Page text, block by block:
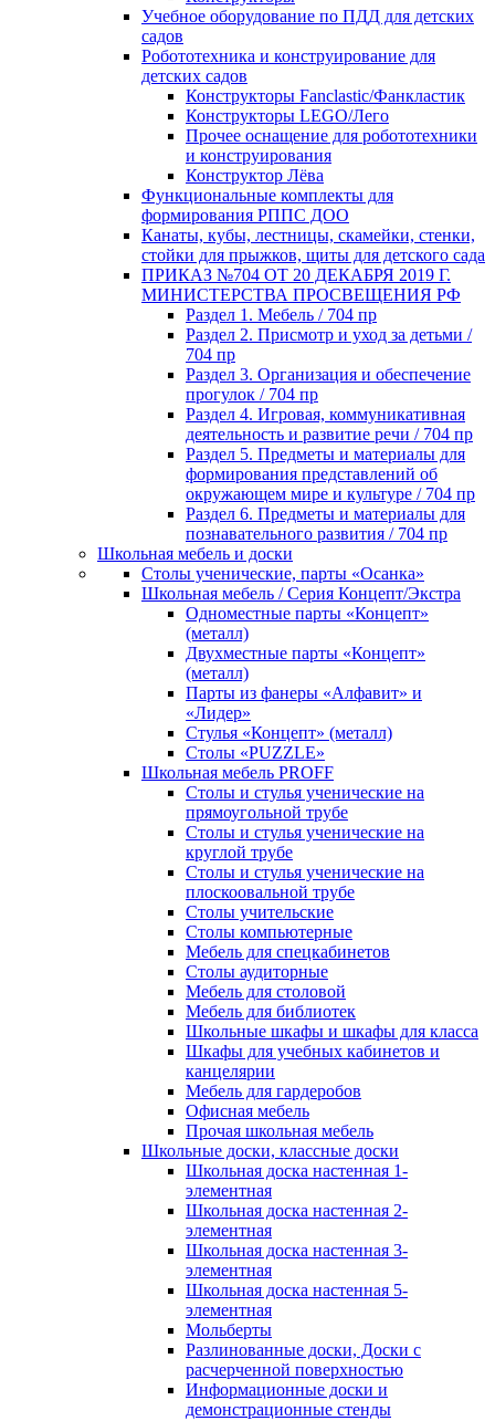
Учебное оборудование по ПДД для детских
садов
Робототехника и конструирование для
детских садов
Конструкторы Fanclastic/Фанкластик
Конструкторы LEGO/Лего
Прочее оснащение для робототехники
и конструирования
Конструктор Лёва
Функциональные комплекты для
формирования РППС ДОО
Канаты, кубы, лестницы, скамейки, стенки,
стойки для прыжков, щиты для детского сада
ПРИКАЗ №704 ОТ 20 ДЕКАБРЯ 2019 Г.
МИНИСТЕРСТВА ПРОСВЕЩЕНИЯ РФ
Раздел 1. Мебель / 704 пр
Раздел 2. Присмотр и уход за детьми /
704 пр
Раздел 3. Организация и обеспечение
прогулок / 704 пр
Раздел 4. Игровая, коммуникативная
деятельность и развитие речи / 704 пр
Раздел 5. Предметы и материалы для
формирования представлений об
окружающем мире и культуре / 704 пр
Раздел 6. Предметы и материалы для
познавательного развития / 704 пр
Школьная мебель и доски
Столы ученические, парты «Осанка»
Школьная мебель / Серия Концепт/Экстра
Одноместные парты «Концепт»
(металл)
Двухместные парты «Концепт»
(металл)
Парты из фанеры «Алфавит» и
«Лидер»
Стулья «Концепт» (металл)
Столы «PUZZLE»
Школьная мебель PROFF
Столы и стулья ученические на
прямоугольной трубе
Столы и стулья ученические на
круглой трубе
Столы и стулья ученические на
плоскоовальной трубе
Столы учительские
Столы компьютерные
Мебель для спецкабинетов
Столы аудиторные
Мебель для столовой
Мебель для библиотек
Школьные шкафы и шкафы для класса
Шкафы для учебных кабинетов и
канцелярии
Мебель для гардеробов
Офисная мебель
Прочая школьная мебель
Школьные доски, классные доски
Школьная доска настенная 1-
элементная
Школьная доска настенная 2-
элементная
Школьная доска настенная 3-
элементная
Школьная доска настенная 5-
элементная
Мольберты
Разлинованные доски, Доски с
расчерченной поверхностью
Информационные доски и
демонстрационные стенды